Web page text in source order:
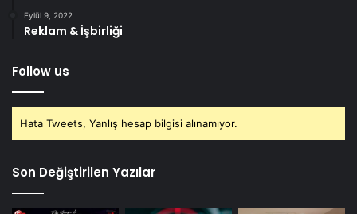
Eylül 9, 2022
Reklam & İşbirliği
Follow us
Hata Tweets, Yanlış hesap bilgisi alınamıyor.
Son Değiştirilen Yazılar